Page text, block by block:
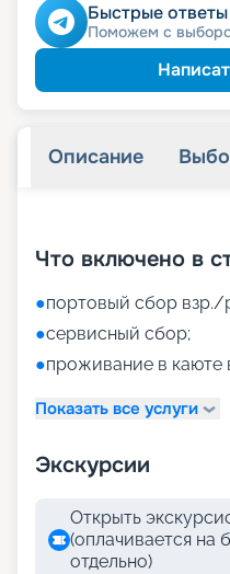
Быстрые
Поможем с
Описание
Что включено в
●портовый сбор взр./
●сервисный сбор;
●проживание в каюте
Показать все услуги
Экскурсии
Открыть
(оплачивается на
отдельно)